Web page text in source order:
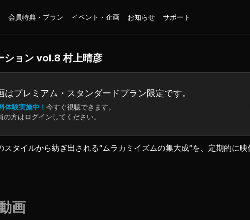
会員特典・プラン イベント・企画 お知らせ サポート
ション vol.8 村上晴彦
はプレミアム・ スタンダードプラン限定です。
体験実施中！ 今すぐ視聴できます。
の方はログインしてください。
タイルから紡ぎ出される“ムラカミイズムの集大成”を、定期的に
したNEWモデルプロジェクト、、、
ンドシリーズ・プロトモデル」を引っさげての実釣テスト釣行！
。画